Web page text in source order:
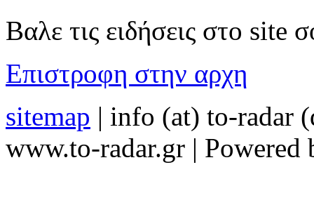
Βαλε τις ειδήσεις στο
Επιστροφη στην αρχη
sitemap | info (at) to-radar
www.to-radar.gr |